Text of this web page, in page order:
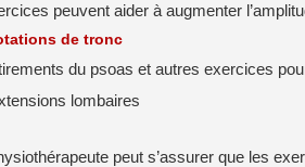
peuvent aider à augmenter
de tronc
du psoas et autres exercices
lombaires
peut s’assurer que les